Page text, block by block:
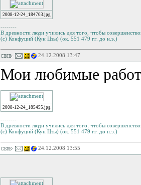
2008-12-24_184703.jpg
--------
В древности люди учились для того, чтобы
(с) Конфуций (Кун Цзы) (ок. 551 479 гг. до н.э.)
24.12.2008 13:47
Мои любимые
2008-12-24_185455.jpg
--------
В древности люди учились для того, чтобы
(с) Конфуций (Кун Цзы) (ок. 551 479 гг. до н.э.)
24.12.2008 13:55